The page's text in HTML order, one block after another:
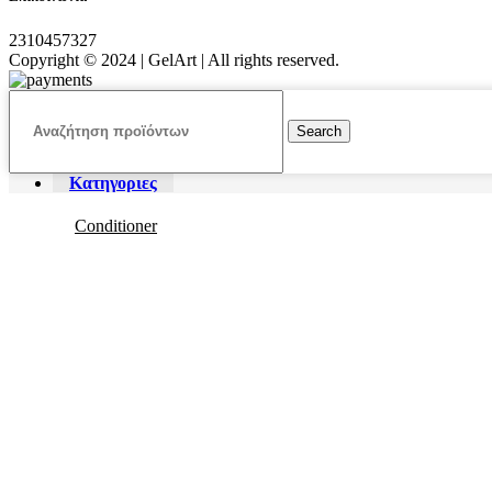
2310457327
Copyright © 2024 | GelArt | All rights reserved.
Search
Κατηγοριες
Conditioner